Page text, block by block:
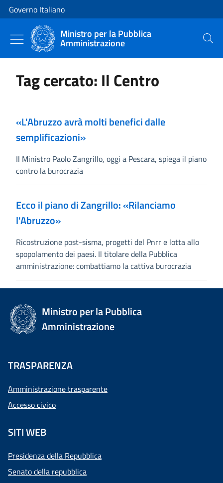
Vai al contenuto
Vai alla navigazione del sito
Governo Italiano
Ministro per la Pubblica
Amministrazione Cerca
Tag cercato: Il Centro
«L'Abruzzo avrà molti benefici dalle
semplificazioni»
Il Ministro Paolo Zangrillo, oggi a Pescara, spiega il piano
contro la burocrazia
Ecco il piano di Zangrillo: «Rilanciamo
l'Abruzzo»
Ricostruzione post-sisma, progetti del Pnrr e lotta allo
spopolamento dei paesi. Il titolare della Pubblica
amministrazione: combattiamo la cattiva burocrazia
Ministro per la Pubblica
Amministrazione
TRASPARENZA
Amministrazione trasparente
Accesso civico
SITI WEB
Presidenza della Repubblica
Senato della repubblica